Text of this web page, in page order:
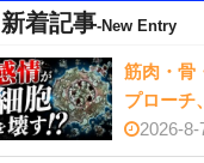
新着記事-New Entry
筋肉・骨
プローチ
2026-8-